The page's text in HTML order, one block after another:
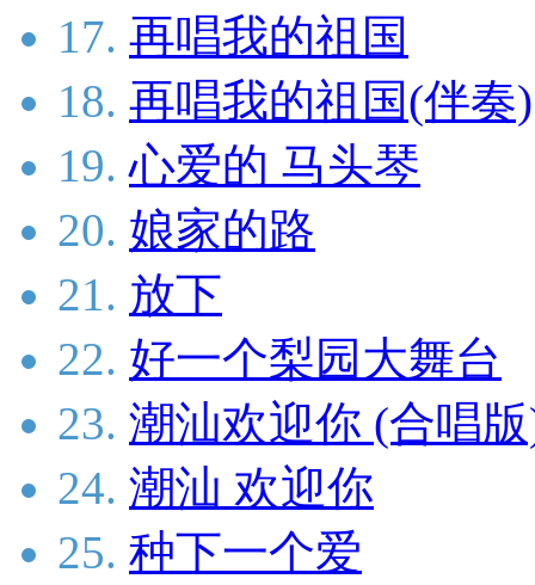
17. 再唱我的祖国
18. 再唱我的祖国(伴奏)
19. 心爱的 马头琴
20. 娘家的路
21. 放下
22. 好一个梨园大舞台
23. 潮汕欢迎你 (合唱
24. 潮汕 欢迎你
25. 种下一个爱